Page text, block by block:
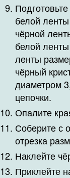
белой
чёрной
белой
ленты
чёрный
диаметром
цепочки.
Опалите
Соберите с
отрезка
Наклейте
Приклейте